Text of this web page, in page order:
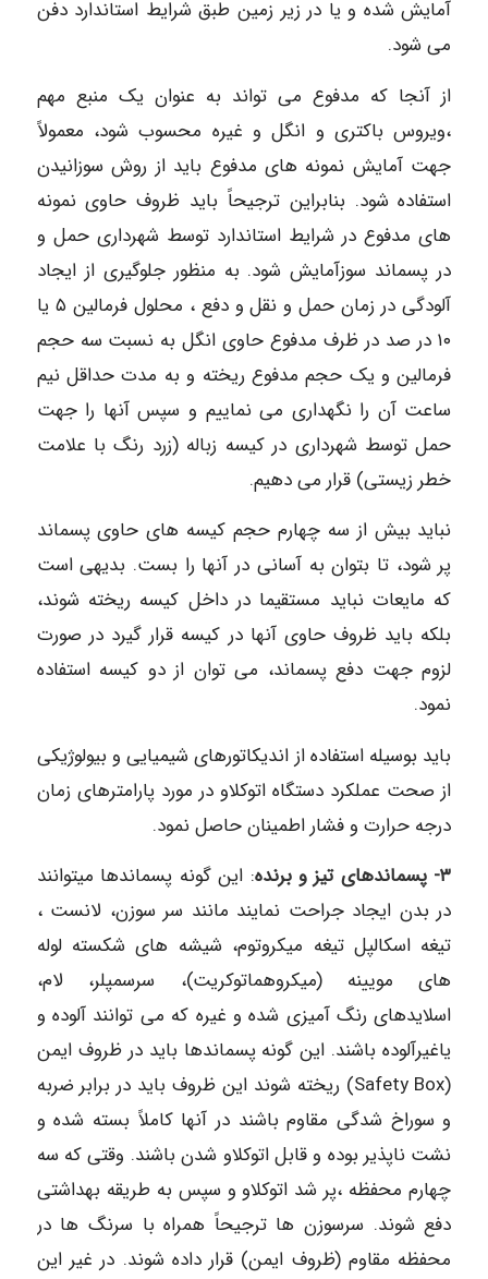
آمایش شده و یا در زیر زمین طبق شرایط استاندارد دفن
می شود.
از آنجا که مدفوع می تواند به عنوان یک منبع مهم
،ویروس باکتری و انگل و غیره محسوب شود، معمولاً
جهت آمایش نمونه های مدفوع باید از روش سوزانیدن
استفاده شود. بنابراین ترجیحاً باید ظروف حاوی نمونه
های مدفوع در شرایط استاندارد توسط شهرداری حمل و
در پسماند سوزآمایش شود. به منظور جلوگیری از ایجاد
آلودگی در زمان حمل و نقل و دفع ، محلول فرمالین ۵ یا
۱۰ در صد در ظرف مدفوع حاوی انگل به نسبت سه حجم
فرمالین و یک حجم مدفوع ریخته و به مدت حداقل نیم
ساعت آن را نگهداری می نماییم و سپس آنها را جهت
حمل توسط شهرداری در کیسه زباله (زرد رنگ با علامت
خطر زیستی) قرار می دهیم.
نباید بیش از سه چهارم حجم کیسه های حاوی پسماند
پر شود، تا بتوان به آسانی در آنها را بست. بدیهی است
که مایعات نباید مستقیما در داخل کیسه ریخته شوند،
بلکه باید ظروف حاوی آنها در کیسه قرار گیرد در صورت
لزوم جهت دفع پسماند، می توان از دو کیسه استفاده
نمود.
باید بوسیله استفاده از اندیکاتورهای شیمیایی و بیولوژیکی
از صحت عملکرد دستگاه اتوکلاو در مورد پارامترهای زمان
درجه حرارت و فشار اطمینان حاصل نمود.
۳- پسماندهای تیز و برنده
: این گونه پسماندها میتوانند
در بدن ایجاد جراحت نمایند مانند سر سوزن، لانست ،
تیغه اسکالپل تیغه میکروتوم، شیشه های شکسته لوله
های مویینه (میکروهماتوکریت)، سرسمپلر، لام،
اسلایدهای رنگ آمیزی شده و غیره که می توانند آلوده و
یاغیرآلوده باشند. این گونه پسماندها باید در ظروف ایمن
(Safety Box) ریخته شوند این ظروف باید در برابر ضربه
و سوراخ شدگی مقاوم باشند در آنها کاملاً بسته شده و
نشت ناپذیر بوده و قابل اتوکلاو شدن باشند. وقتی که سه
چهارم محفظه ،پر شد اتوکلاو و سپس به طریقه بهداشتی
دفع شوند. سرسوزن ها ترجیحاً همراه با سرنگ ها در
محفظه مقاوم (ظروف ایمن) قرار داده شوند. در غیر این